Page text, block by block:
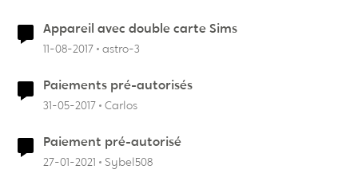
Appareil avec double carte Sims
11-08-2017 astro-3
Paiements pré-autorisés
31-05-2017 Carlos
Paiement pré-autorisé
27-01-2021 Sybel508